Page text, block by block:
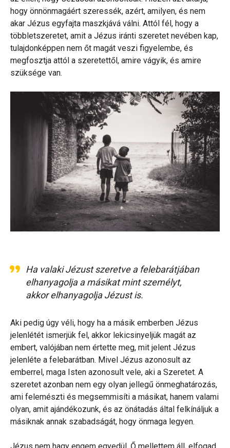
hogy önnönmagáért szeressék, azért, amilyen, és nem
akar Jézus egyfajta maszkjává válni. Attól fél, hogy a
többletszeretet, amit a Jézus iránti szeretet nevében kap,
tulajdonképpen nem őt magát veszi figyelembe, és
megfosztja attól a szeretettől, amire vágyik, és amire
szüksége van.
Ha valaki Jézust szeretve a felebarátjában
elhanyagolja a másikat mint személyt,
akkor elhanyagolja Jézust is.
Aki pedig úgy véli, hogy ha a másik emberben Jézus
jelenlétét ismerjük fel, akkor lekicsinyeljük magát az
embert, valójában nem értette meg, mit jelent Jézus
jelenléte a felebarátban. Mivel Jézus azonosult az
emberrel, maga Isten azonosult vele, aki a Szeretet. A
szeretet azonban nem egy olyan jellegű önmeghatározás,
ami felemészti és megsemmisíti a másikat, hanem valami
olyan, amit ajándékozunk, és az önátadás által felkínáljuk a
másiknak annak szabadságát, hogy önmaga legyen.